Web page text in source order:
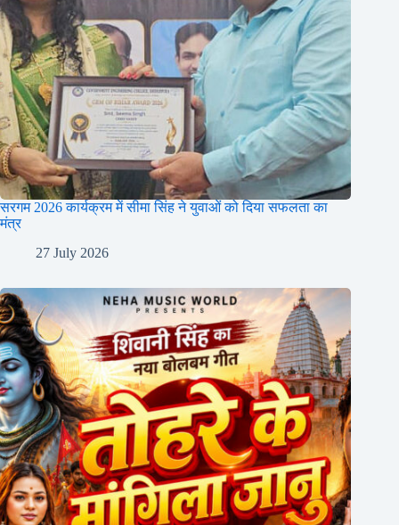
सरगम 2026 कार्यक्रम में सीमा सिंह ने युवाओं को दिया सफलता का
मंत्र
27 July 2026